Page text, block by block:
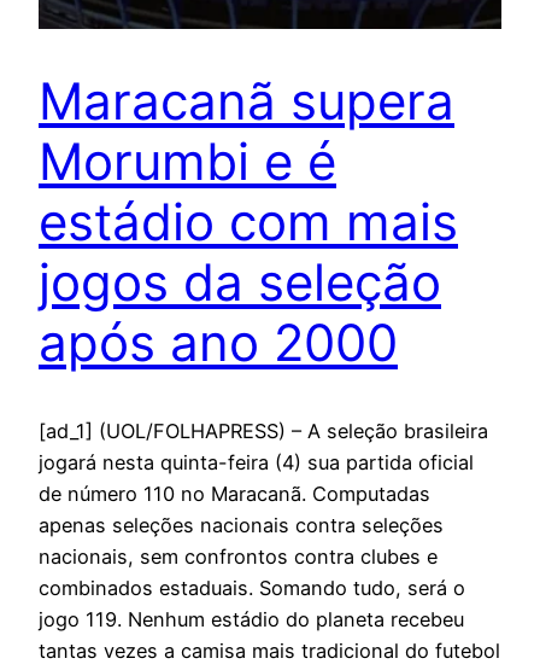
Maracanã supera
Morumbi e é
estádio com mais
jogos da seleção
após ano 2000
[ad_1] (UOL/FOLHAPRESS) – A seleção brasileira
jogará nesta quinta-feira (4) sua partida oficial
de número 110 no Maracanã. Computadas
apenas seleções nacionais contra seleções
nacionais, sem confrontos contra clubes e
combinados estaduais. Somando tudo, será o
jogo 119. Nenhum estádio do planeta recebeu
tantas vezes a camisa mais tradicional do futebol